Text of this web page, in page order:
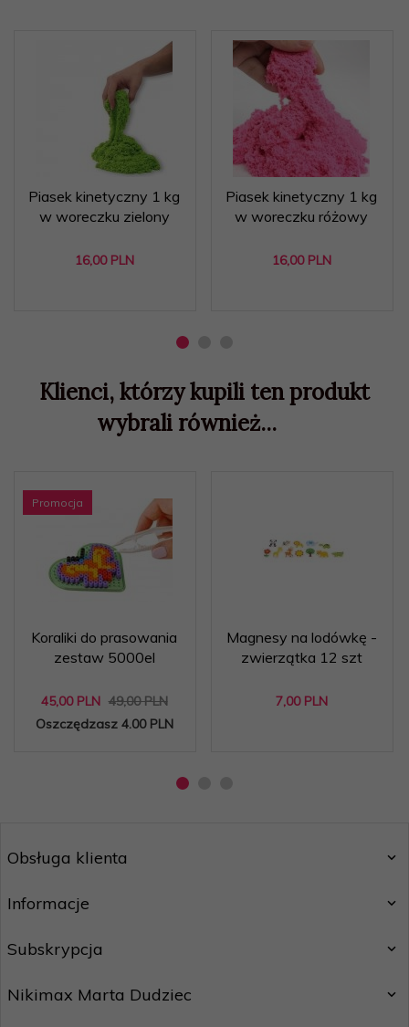
Piasek kinetyczny 1 kg
w woreczku zielony
16,00 PLN
Piasek kinetyczny 1 kg
w woreczku różowy
16,00 PLN
Klienci, którzy kupili ten produkt
wybrali również...
Promocja
Koraliki do prasowania
zestaw 5000el
45,00 PLN 49,00 PLN
Oszczędzasz 4.00 PLN
Magnesy na lodówkę -
zwierzątka 12 szt
7,00 PLN
Obsługa klienta
Informacje
Subskrypcja
Nikimax Marta Dudziec